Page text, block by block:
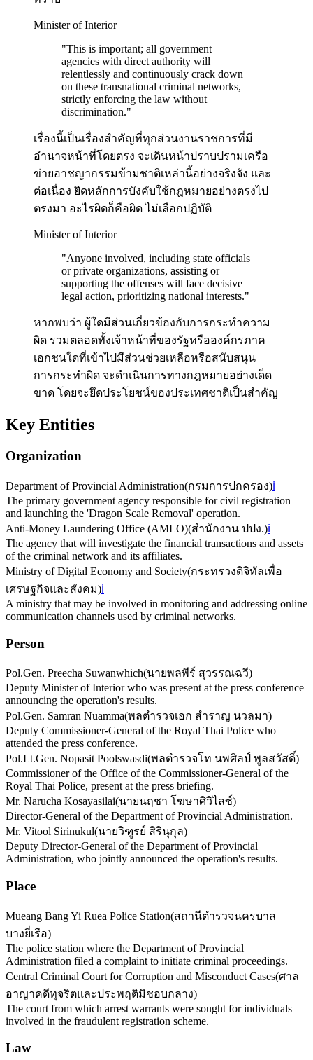
Minister of Interior
"This is important; all government
agencies with direct authority will
relentlessly and continuously crack down
on these transnational criminal networks,
strictly enforcing the law without
discrimination."
เรื่องนี้เป็นเรื่องสำคัญที่ทุกส่วนงานราชการที่มี
อำนาจหน้าที่โดยตรง จะเดินหน้าปราบปรามเครือ
ข่ายอาชญากรรมข้ามชาติเหล่านี้อย่างจริงจัง และ
ต่อเนื่อง ยึดหลักการบังคับใช้กฎหมายอย่างตรงไป
ตรงมา อะไรผิดก็คือผิด ไม่เลือกปฏิบัติ
Minister of Interior
"Anyone involved, including state officials
or private organizations, assisting or
supporting the offenses will face decisive
legal action, prioritizing national interests."
หากพบว่า ผู้ใดมีส่วนเกี่ยวข้องกับการกระทำความ
ผิด รวมตลอดทั้งเจ้าหน้าที่ของรัฐหรือองค์กรภาค
เอกชนใดที่เข้าไปมีส่วนช่วยเหลือหรือสนับสนุน
การกระทำผิด จะดำเนินการทางกฎหมายอย่างเด็ด
ขาด โดยจะยึดประโยชน์ของประเทศชาติเป็นสำคัญ
Key Entities
Organization
Department of Provincial Administration(กรมการปกครอง)ℹ️
The primary government agency responsible for civil registration
and launching the 'Dragon Scale Removal' operation.
Anti-Money Laundering Office (AMLO)(สำนักงาน ปปง.)ℹ️
The agency that will investigate the financial transactions and assets
of the criminal network and its affiliates.
Ministry of Digital Economy and Society(กระทรวงดิจิทัลเพื่อ
เศรษฐกิจและสังคม)ℹ️
A ministry that may be involved in monitoring and addressing online
communication channels used by criminal networks.
Person
Pol.Gen. Preecha Suwanwhich(นายพลพีร์ สุวรรณฉวี)
Deputy Minister of Interior who was present at the press conference
announcing the operation's results.
Pol.Gen. Samran Nuamma(พลตำรวจเอก สำราญ นวลมา)
Deputy Commissioner-General of the Royal Thai Police who
attended the press conference.
Pol.Lt.Gen. Nopasit Poolswasdi(พลตำรวจโท นพศิลป์ พูลสวัสดิ์)
Commissioner of the Office of the Commissioner-General of the
Royal Thai Police, present at the press briefing.
Mr. Narucha Kosayasilai(นายนฤชา โฆษาศิวิไลซ์)
Director-General of the Department of Provincial Administration.
Mr. Vitool Sirinukul(นายวิฑูรย์ สิรินุกุล)
Deputy Director-General of the Department of Provincial
Administration, who jointly announced the operation's results.
Place
Mueang Bang Yi Ruea Police Station(สถานีตำรวจนครบาล
บางยี่เรือ)
The police station where the Department of Provincial
Administration filed a complaint to initiate criminal proceedings.
Central Criminal Court for Corruption and Misconduct Cases(ศาล
อาญาคดีทุจริตและประพฤติมิชอบกลาง)
The court from which arrest warrants were sought for individuals
involved in the fraudulent registration scheme.
Law